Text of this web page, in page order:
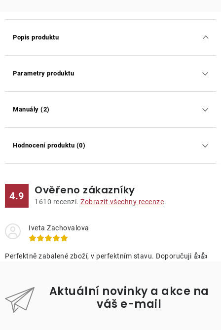
Popis produktu
Parametry produktu
Manuály (2)
Hodnocení produktu (0)
4.9 Ověřeno zákazníky
1610 recenzí. Zobrazit všechny recenze
Iveta Zachovalova
Perfektně zabalené zboží, v perfektním stavu. Doporučuji 👍👍
Aktuální novinky a akce na
váš e-mail